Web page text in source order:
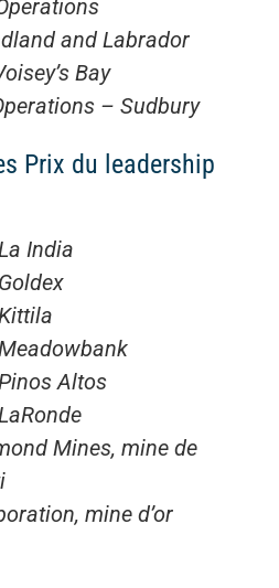
and Labrador
Bay
– Sudbury
Prix du leadership
India
Altos
Mines, mine de
mine d’or